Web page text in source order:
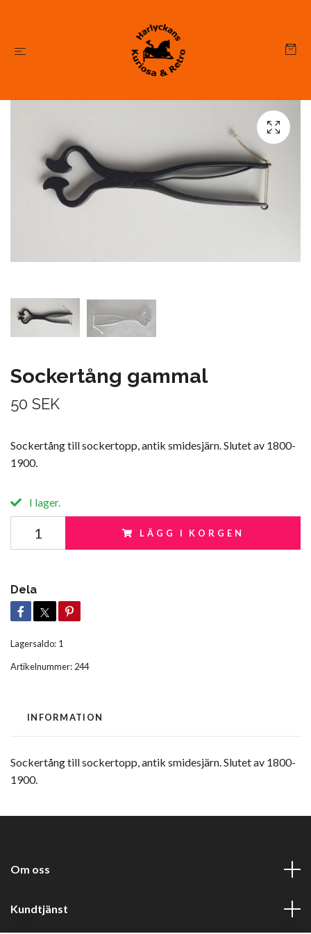
Sockertång gammal
50 SEK
Sockertång till sockertopp, antik smidesjärn. Slutet av 1800-
1900.
I lager.
LÄGG I KORGEN
Dela
Lagersaldo: 1
Artikelnummer: 244
INFORMATION
Sockertång till sockertopp, antik smidesjärn. Slutet av 1800-
1900.
Om oss
Kundtjänst